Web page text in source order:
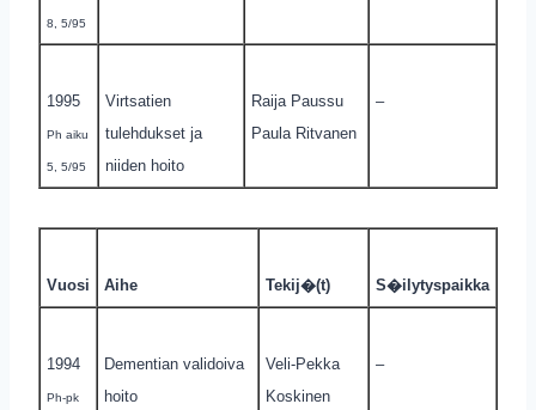
8, 5/95
1995
Ph aiku
5, 5/95
Virtsatien
tulehdukset ja
niiden hoito
Raija Paussu
Paula Ritvanen
–
Vuosi Aihe Tekij�(t) S�ilytyspaikka
1994
Ph-pk
Dementian validoiva
hoito
Veli-Pekka
Koskinen
–